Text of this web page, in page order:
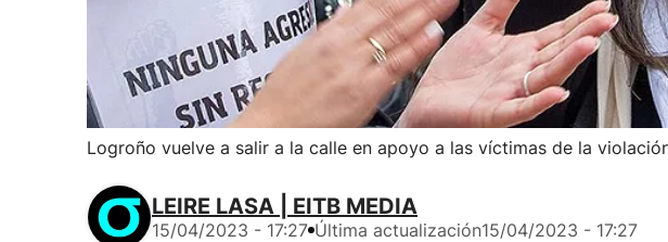
Logroño vuelve a salir a la calle en apoyo a las víctimas de la
LEIRE LASA | EITB MEDIA
15/04/2023 - 17:27 Última actualización15/04/2023 - 17:27